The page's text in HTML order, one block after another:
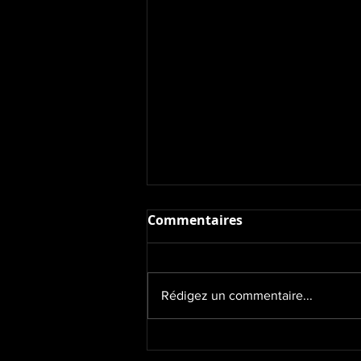
Huddle - Nuremberg - 30
Commentaires
Rédigez un commentaire...